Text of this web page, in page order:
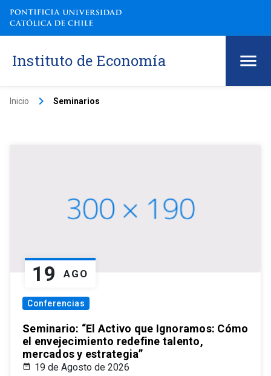
Instituto de Economía
Inicio keyboard_arrow_right Seminarios
19 AGO
Conferencias
Seminario: “El Activo que Ignoramos: Cómo
el envejecimiento redefine talento,
mercados y estrategia”
19 de Agosto de 2026